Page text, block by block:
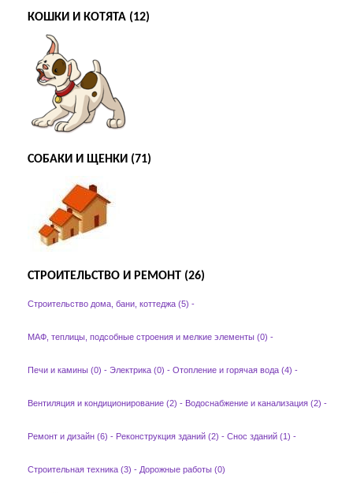
КОШКИ И КОТЯТА (12)
СОБАКИ И ЩЕНКИ (71)
СТРОИТЕЛЬСТВО И РЕМОНТ (26)
Строительство дома, бани, коттеджа (5) -
МАФ, теплицы, подсобные строения и мелкие элементы (0) -
Печи и камины (0) - Электрика (0) - Отопление и горячая вода (4) -
Вентиляция и кондиционирование (2) - Водоснабжение и канализация (2) -
Ремонт и дизайн (6) - Реконструкция зданий (2) - Снос зданий (1) -
Строительная техника (3) - Дорожные работы (0)